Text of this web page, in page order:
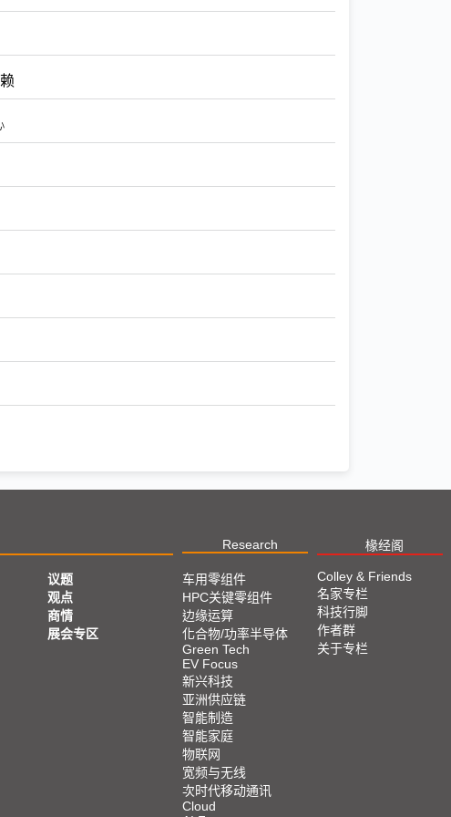
Research 椽经阁
议题
观点
商情
展会专区
车用零组件
HPC关键零组件
边缘运算
化合物/功率半导体
Green Tech
EV Focus
新兴科技
亚洲供应链
智能制造
智能家庭
物联网
宽频与无线
次时代移动通讯
Cloud
Colley & Friends
名家专栏
科技行脚
作者群
关于专栏